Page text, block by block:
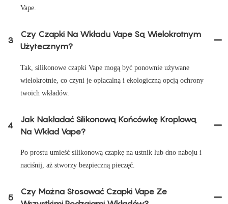
Vape.
3
Czy Czapki Na Wkładu Vape Są Wielokrotnym
Użytecznym?
Tak, silikonowe czapki Vape mogą być ponownie używane
wielokrotnie, co czyni je opłacalną i ekologiczną opcją ochrony
twoich wkładów.
4
Jak Nakładać Silikonową Końcówkę Kroplową
Na Wkład Vape?
Po prostu umieść silikonową czapkę na ustnik lub dno naboju i
naciśnij, aż stworzy bezpieczną pieczęć.
5
Czy Można Stosować Czapki Vape Ze